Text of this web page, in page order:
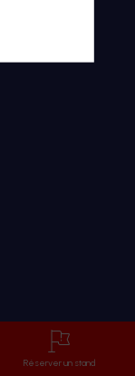
Réserver un stand